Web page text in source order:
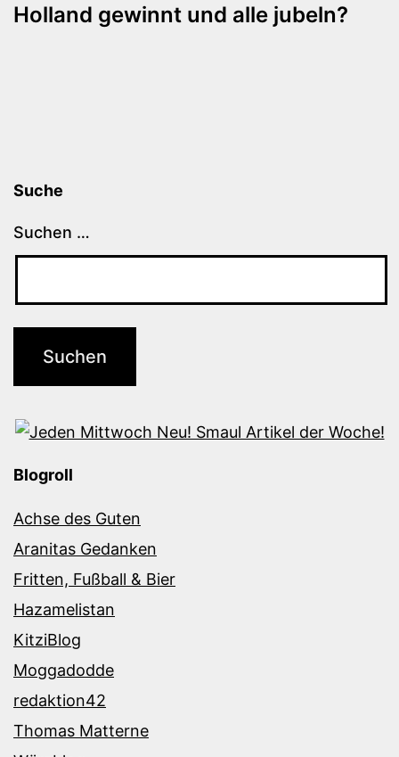
Holland gewinnt und alle jubeln?
Suche
Suchen …
Blogroll
Achse des Guten
Aranitas Gedanken
Fritten, Fußball & Bier
Hazamelistan
KitziBlog
Moggadodde
redaktion42
Thomas Matterne